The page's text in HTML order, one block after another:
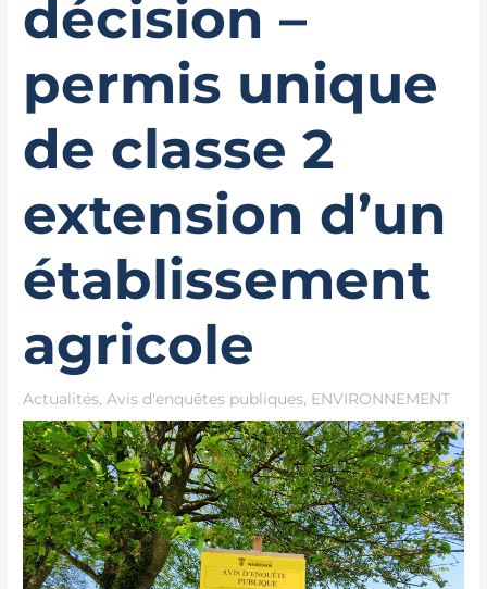
décision –
permis unique
de classe 2
extension d’un
établissement
agricole
Actualités, Avis d'enquêtes publiques, ENVIRONNEMENT